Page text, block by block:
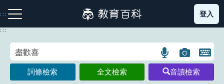
到
主
:::
注音索引圖示 筆畫索引圖示 部首索引表圖示
登入
:::
語
言
搜
圖
片
搜
開
鍵
詞條檢索 全文檢索 音讀檢索